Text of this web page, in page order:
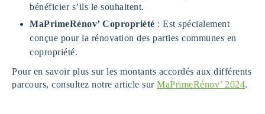
bénéficier s’ils le souhaitent.
MaPrimeRénov’ Copropriété : Est spécialement
conçue pour la rénovation des parties communes en
copropriété.
Pour en savoir plus sur les montants accordés aux différents
parcours, consultez notre article sur MaPrimeRénov’ 2024.